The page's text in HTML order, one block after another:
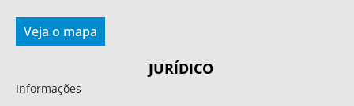
Veja o mapa
JURÍDICO
Informações